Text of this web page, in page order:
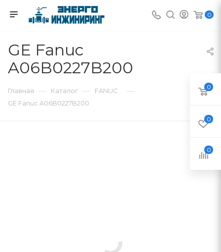
0
GE Fanuc
A06B0227B200
Главная — Каталог — FANUC —
GE Fanuc A06B0227B200
0
0
0